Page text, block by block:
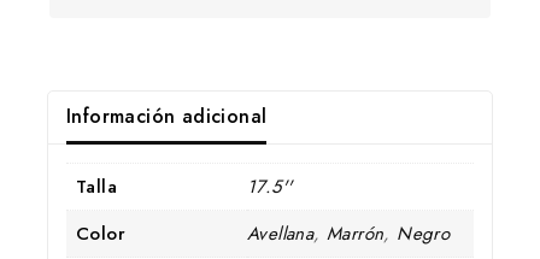
Información adicional
Talla
17.5''
Color
Avellana,Marrón, Negro